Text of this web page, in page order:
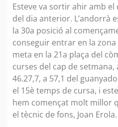
Esteve va sortir ahir amb el
del dia anterior. L’andorrà
la 30a posició al
conseguir entrar en la
meta en la 21a plaça del
curses del cap de
46.27,7, a 57,1 del
el 15è temps de cursa, i
hem començat molt millor
el tècnic de fons, Joan Erola.